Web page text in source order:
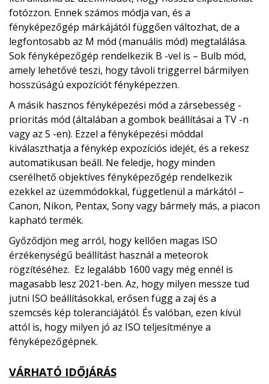
fotózzon. Ennek számos módja van, és a
fényképezőgép márkájától függően változhat, de a
legfontosabb az M mód (manuális mód) megtalálása.
Sok fényképezőgép rendelkezik B -vel is – Bulb mód,
amely lehetővé teszi, hogy távoli triggerrel bármilyen
hosszúságú expozíciót fényképezzen.
A másik hasznos fényképezési mód a zársebesség -
prioritás mód (általában a gombok beállításai a TV -n
vagy az S -en). Ezzel a fényképezési móddal
kiválaszthatja a fénykép expozíciós idejét, és a rekesz
automatikusan beáll. Ne feledje, hogy minden
cserélhető objektíves fényképezőgép rendelkezik
ezekkel az üzemmódokkal, függetlenül a márkától –
Canon, Nikon, Pentax, Sony vagy bármely más, a piacon
kapható termék.
Győződjön meg arról, hogy kellően magas ISO
érzékenységű beállítást használ a meteorok
rögzítéséhez. Ez legalább 1600 vagy még ennél is
magasabb lesz 2021-ben. Az, hogy milyen messze tud
jutni ISO beállításokkal, erősen függ a zaj és a
szemcsés kép toleranciájától. És valóban, ezen kívül
attól is, hogy milyen jó az ISO teljesítménye a
fényképezőgépnek.
VÁRHATÓ IDŐJÁRÁS